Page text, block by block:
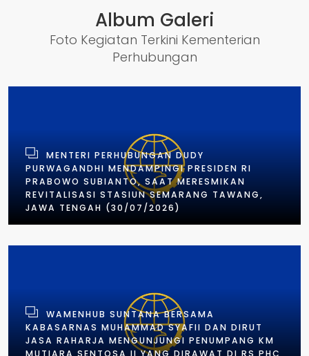
Album Galeri
Foto Kegiatan Terkini Kementerian
Perhubungan
MENTERI PERHUBUNGAN DUDY
PURWAGANDHI MENDAMPINGI PRESIDEN RI
PRABOWO SUBIANTO, SAAT MERESMIKAN
REVITALISASI STASIUN SEMARANG TAWANG,
JAWA TENGAH (30/07/2026)
WAMENHUB SUNTANA BERSAMA
KABASARNAS MUHAMMAD SYAFII DAN DIRUT
JASA RAHARJA MENGUNJUNGI PENUMPANG KM
MUTIARA SENTOSA II YANG DIRAWAT DI RS PHC